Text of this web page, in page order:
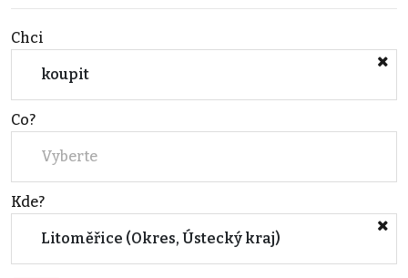
Chci
koupit
Co?
Vyberte
Kde?
Litoměřice (Okres, Ústecký kraj)